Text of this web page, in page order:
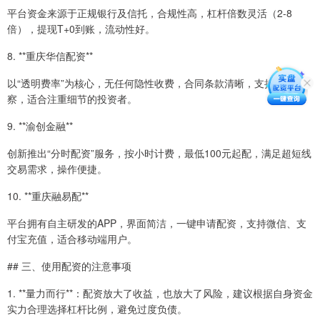
平台资金来源于正规银行及信托，合规性高，杠杆倍数灵活（2-8
倍），提现T+0到账，流动性好。
8. **重庆华信配资**
以“透明费率”为核心，无任何隐性收费，合同条款清晰，支持实地考
察，适合注重细节的投资者。
9. **渝创金融**
创新推出“分时配资”服务，按小时计费，最低100元起配，满足超短线
交易需求，操作便捷。
10. **重庆融易配**
平台拥有自主研发的APP，界面简洁，一键申请配资，支持微信、支
付宝充值，适合移动端用户。
## 三、使用配资的注意事项
1. **量力而行**：配资放大了收益，也放大了风险，建议根据自身资金
实力合理选择杠杆比例，避免过度负债。